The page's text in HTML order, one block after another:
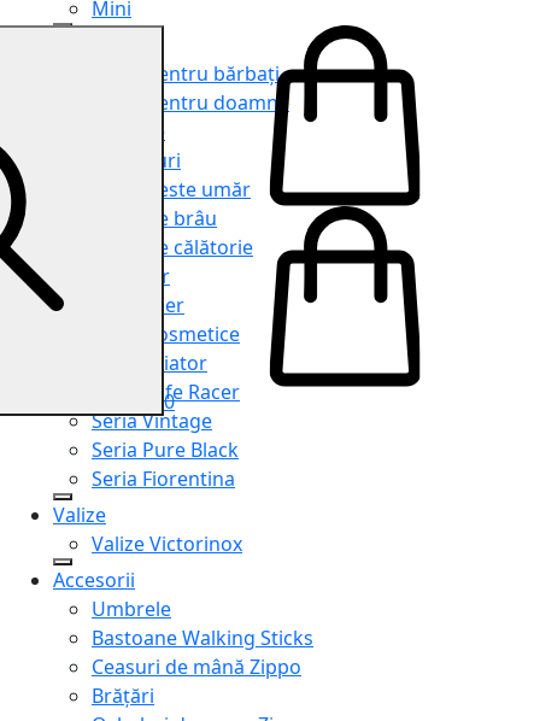
Mini
Genți pentru bărbați
Genți pentru doamne
Serviete
Rucsacuri
Genți peste umăr
Genți de brâu
Genți de călătorie
Shopper
Organiser
Truse cosmetice
Seria Aviator
Seria Cafe Racer
Seria Vintage
Seria Pure Black
Seria Fiorentina
Valize
Valize Victorinox
Accesorii
Umbrele
Bastoane Walking Sticks
Ceasuri de mână Zippo
Brățări
0